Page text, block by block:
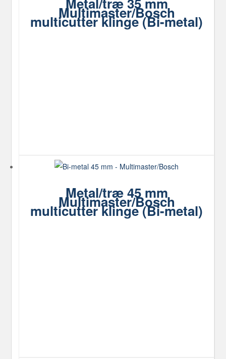
Multimaster/Bosch
multicutter klinge (Bi-metal)
Metal/træ 45 mm
Multimaster/Bosch
multicutter klinge (Bi-metal)